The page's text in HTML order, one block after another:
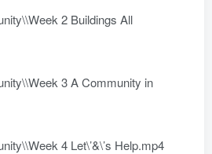
2 Buildings All
3 A Community in
4 Let\’&\’s Help.mp4